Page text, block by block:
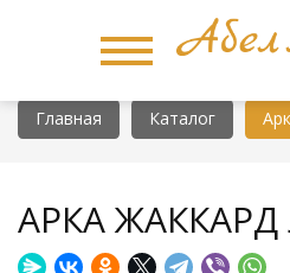
Главная Каталог
АРКА